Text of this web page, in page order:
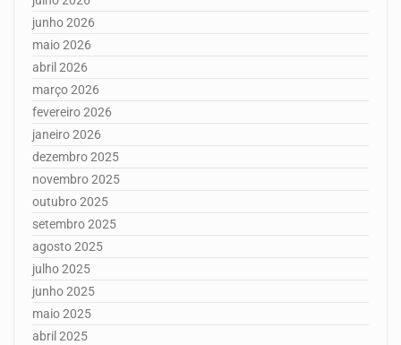
junho 2026
maio 2026
abril 2026
março 2026
fevereiro 2026
janeiro 2026
dezembro 2025
novembro 2025
outubro 2025
setembro 2025
agosto 2025
julho 2025
junho 2025
maio 2025
abril 2025